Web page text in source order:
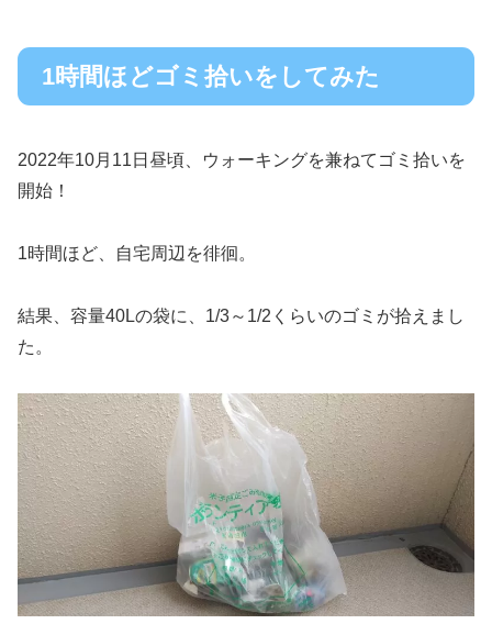
1時間ほどゴミ拾いをしてみた
2022年10月11日昼頃、ウォーキングを兼ねてゴミ拾いを
開始！
1時間ほど、自宅周辺を徘徊。
結果、容量40Lの袋に、1/3～1/2くらいのゴミが拾えまし
た。